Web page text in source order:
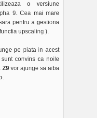
o versiune
9. Cea mai mare
pentru a gestiona
upscaling ).
pe piata in acest
convins ca noile
Z9vor ajunge sa aiba